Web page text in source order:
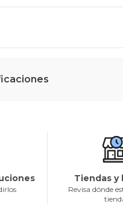
Tiendas y
Revisa dónde